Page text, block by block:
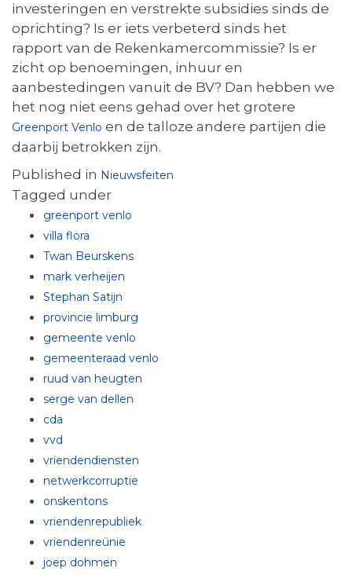
investeringen en verstrekte subsidies sinds de
oprichting? Is er iets verbeterd sinds het
rapport van de Rekenkamercommissie? Is er
zicht op benoemingen, inhuur en
aanbestedingen vanuit de BV? Dan hebben we
het nog niet eens gehad over het grotere
Greenport Venlo en de talloze andere partijen die
daarbij betrokken zijn.
Published in Nieuwsfeiten
Tagged under
greenport venlo
villa flora
Twan Beurskens
mark verheijen
Stephan Satijn
provincie limburg
gemeente venlo
gemeenteraad venlo
ruud van heugten
serge van dellen
cda
vvd
vriendendiensten
netwerkcorruptie
onskentons
vriendenrepubliek
vriendenreünie
joep dohmen